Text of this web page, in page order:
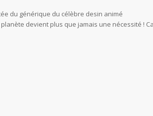
du générique du célèbre desin animé
devient plus que jamais une nécessité !